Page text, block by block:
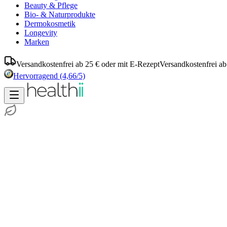
Beauty & Pflege
Bio- & Naturprodukte
Dermokosmetik
Longevity
Marken
Versandkostenfrei ab 25 € oder mit E-RezeptVersandkostenfrei
Hervorragend (4,66/5)